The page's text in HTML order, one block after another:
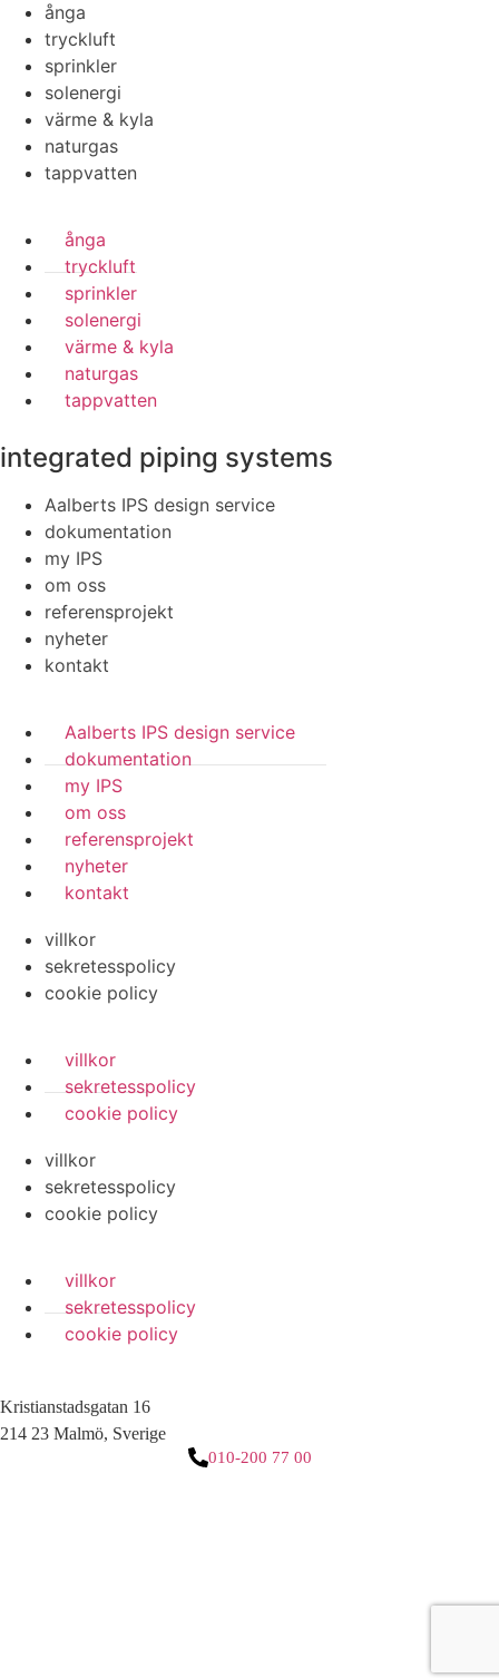
ånga
tryckluft
sprinkler
solenergi
värme & kyla
naturgas
tappvatten
ånga
tryckluft
sprinkler
solenergi
värme & kyla
naturgas
tappvatten
integrated piping systems
Aalberts IPS design service
dokumentation
my IPS
om oss
referensprojekt
nyheter
kontakt
Aalberts IPS design service
dokumentation
my IPS
om oss
referensprojekt
nyheter
kontakt
villkor
sekretesspolicy
cookie policy
villkor
sekretesspolicy
cookie policy
villkor
sekretesspolicy
cookie policy
villkor
sekretesspolicy
cookie policy
Kristianstadsgatan 16
214 23 Malmö, Sverige
010-200 77 00